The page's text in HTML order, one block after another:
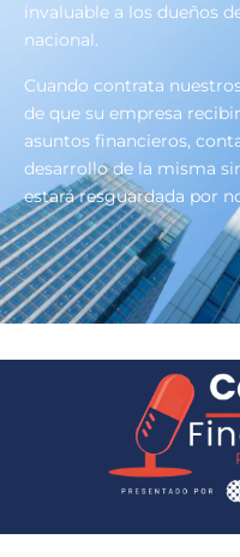
invaluable a los dueños
nacional.
Cuando contrata
de que su empresa
asuntos financieros,
desarrollo de la misma
estará resguardada por